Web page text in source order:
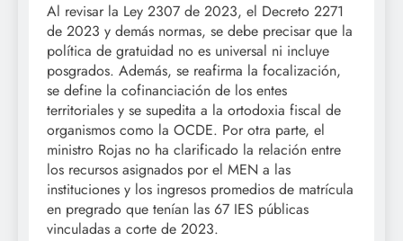
Al revisar la Ley 2307 de 2023, el Decreto 2271
de 2023 y demás normas, se debe precisar que la
política de gratuidad no es universal ni incluye
posgrados. Además, se reafirma la focalización,
se define la cofinanciación de los entes
territoriales y se supedita a la ortodoxia fiscal de
organismos como la OCDE. Por otra parte, el
ministro Rojas no ha clarificado la relación entre
los recursos asignados por el MEN a las
instituciones y los ingresos promedios de matrícula
en pregrado que tenían las 67 IES públicas
vinculadas a corte de 2023.